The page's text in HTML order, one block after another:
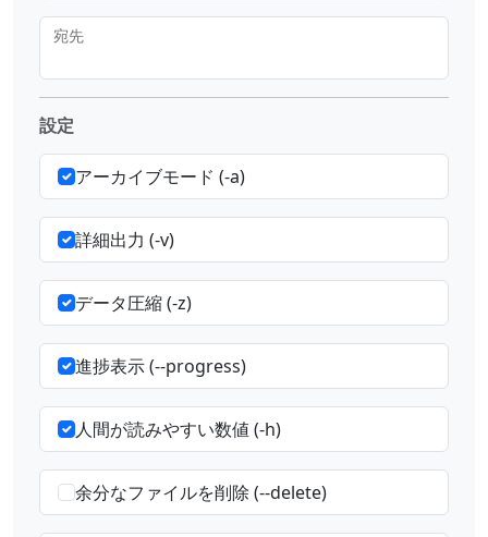
宛先
設定
アーカイブモード (-a)
詳細出力 (-v)
データ圧縮 (-z)
進捗表示 (--progress)
人間が読みやすい数値 (-h)
余分なファイルを削除 (--delete)